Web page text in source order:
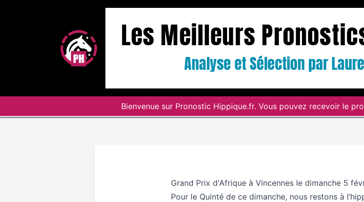
Les Meilleurs
Analyse et Sélection par
Bienvenue sur Pronostic Hippique.fr. Vous pouvez recevoir le
Grand Prix d'Afrique à Vincennes le dimanche 5
Pour le Quinté de ce dimanche, nous restons à